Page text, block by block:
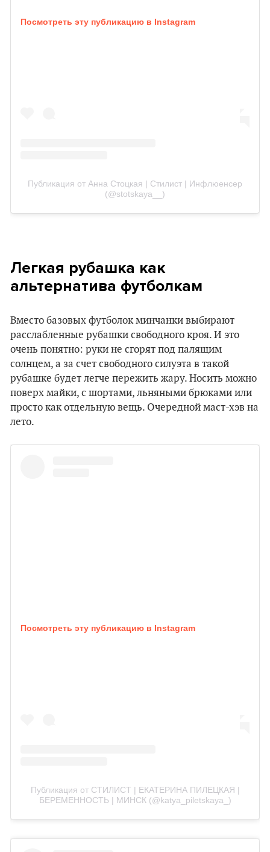
Посмотреть эту публикацию в Instagram
Публикация от Анна Стоцкая | Стилист | Инфлюенсер
(@stotskaya__)
Легкая рубашка как
альтернатива футболкам
Вместо базовых футболок минчанки выбирают
расслабленные рубашки свободного кроя. И это
очень понятно: руки не сгорят под палящим
солнцем, а за счет свободного силуэта в такой
рубашке будет легче пережить жару. Носить можно
поверх майки, с шортами, льняными брюками или
просто как отдельную вещь. Очередной маст-хэв на
лето.
Посмотреть эту публикацию в Instagram
Публикация от СТИЛИСТ | ЕКАТЕРИНА ПИЛЕЦКАЯ |
БЕРЕМЕННОСТЬ | МИНСК (@katya_piletskaya_)